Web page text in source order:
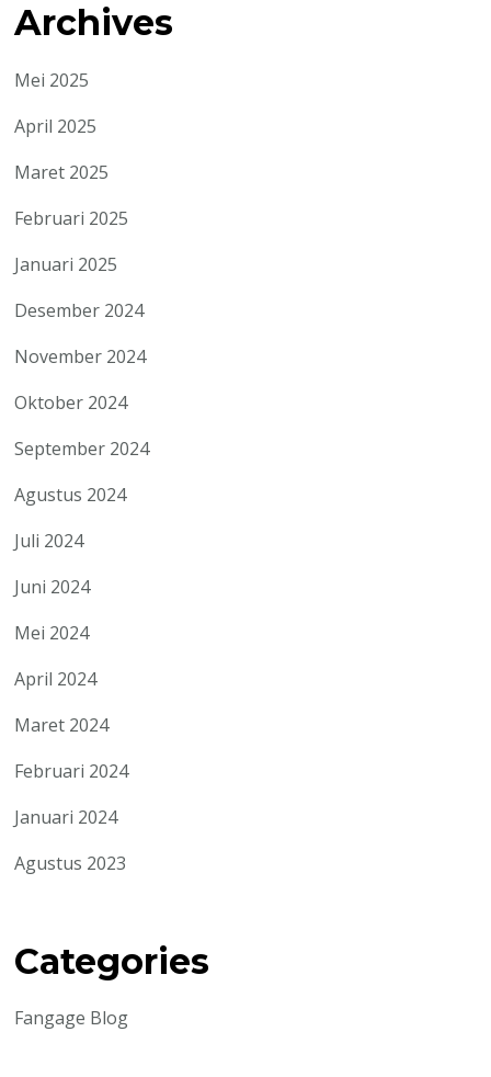
Archives
Mei 2025
April 2025
Maret 2025
Februari 2025
Januari 2025
Desember 2024
November 2024
Oktober 2024
September 2024
Agustus 2024
Juli 2024
Juni 2024
Mei 2024
April 2024
Maret 2024
Februari 2024
Januari 2024
Agustus 2023
Categories
Fangage Blog